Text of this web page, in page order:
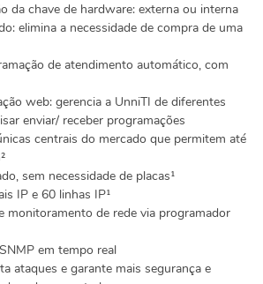
da chave de hardware: externa ou interna
elimina a necessidade de compra de uma
de atendimento automático, com
web: gerencia a UnniTI de diferentes
enviar/ receber programações
centrais do mercado que permitem até
sem necessidade de placas¹
IP e 60 linhas IP¹
monitoramento de rede via programador
em tempo real
ataques e garante mais segurança e